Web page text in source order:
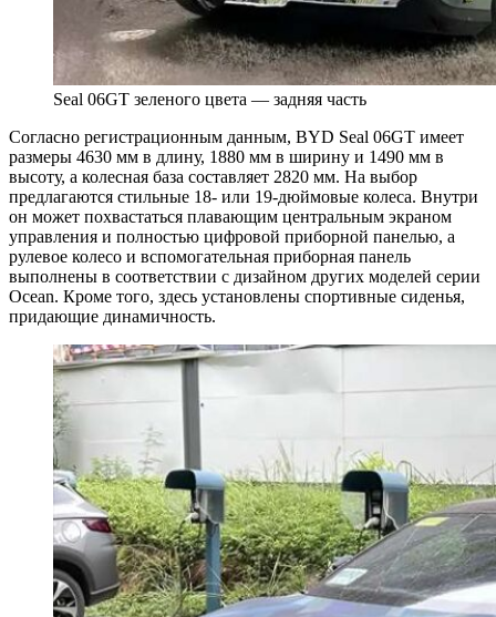
Seal 06GT зеленого цвета — задняя часть
Согласно регистрационным данным, BYD Seal 06GT имеет
размеры 4630 мм в длину, 1880 мм в ширину и 1490 мм в
высоту, а колесная база составляет 2820 мм. На выбор
предлагаются стильные 18- или 19-дюймовые колеса. Внутри
он может похвастаться плавающим центральным экраном
управления и полностью цифровой приборной панелью, а
рулевое колесо и вспомогательная приборная панель
выполнены в соответствии с дизайном других моделей серии
Ocean. Кроме того, здесь установлены спортивные сиденья,
придающие динамичность.